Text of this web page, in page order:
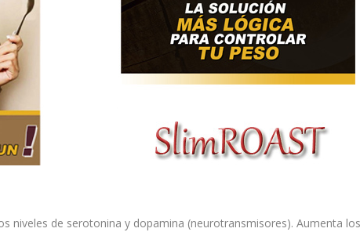
niveles de serotonina y dopamina (neurotransmisores). Aumenta